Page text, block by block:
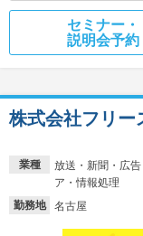
セミナー・
説明会予約
業種
放送・新聞・広
ア・情報処理
勤務地
名古屋
株式会社フリー